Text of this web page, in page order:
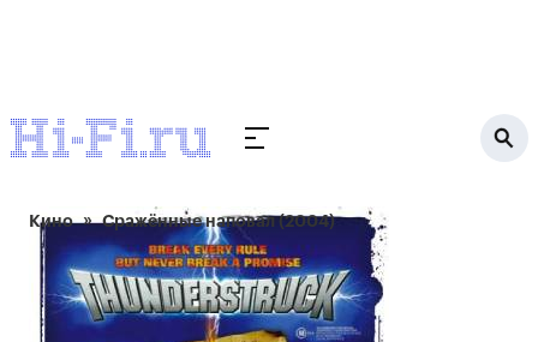
Кино Сражённые наповал (2004)